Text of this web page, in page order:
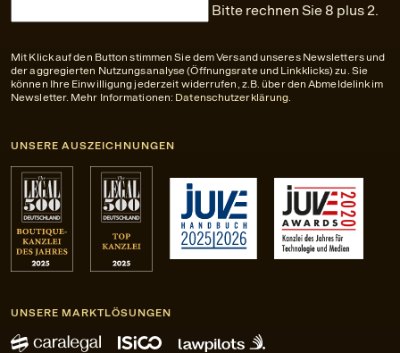
Bitte rechnen Sie 8 plus 2.
Mit Klick auf den Button stimmen Sie dem Versand unseres Newsletters und
der aggregierten Nutzungsanalyse (Öffnungsrate und Linkklicks) zu. Sie
können Ihre Einwilligung jederzeit widerrufen, z.B. über den Abmeldelink im
Newsletter. Mehr Informationen: Datenschutzerklärung
UNSERE AUSZEICHNUNGEN
UNSERE MARKTLÖSUNGEN